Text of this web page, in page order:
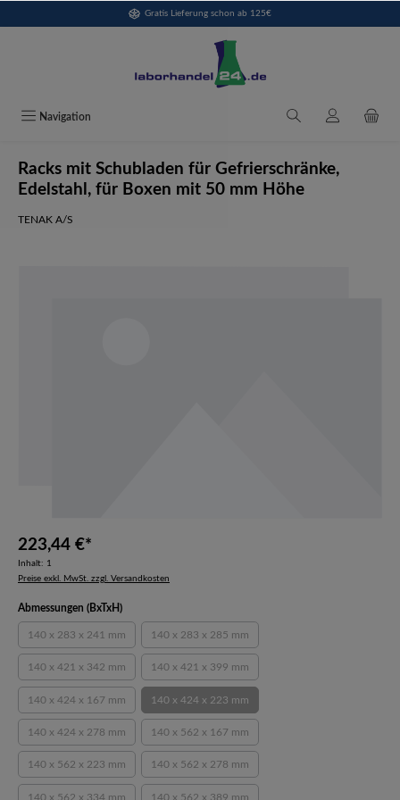
Gratis Lieferung schon ab 125€
Navigation
Racks mit Schubladen für Gefrierschränke,
Edelstahl, für Boxen mit 50 mm Höhe
TENAK A/S
223,44 €*
Inhalt: 1
Preise exkl. MwSt. zzgl. Versandkosten
Abmessungen (BxTxH)auswählen
140 x 283 x 241 mm(Diese Option ist zurzeit nicht verfügbar.)
140 x 283 x 285 mm(Diese Option ist zurzeit nicht verfügbar.)
140 x 421 x 342 mm(Diese Option ist zurzeit nicht verfügbar.)
140 x 421 x 399 mm(Diese Option ist zurzeit nicht verfügbar.)
140 x 424 x 167 mm(Diese Option ist zurzeit nicht verfügbar.)
140 x 424 x 223 mm(Diese Option ist zurzeit nicht verfügbar.)
140 x 424 x 278 mm(Diese Option ist zurzeit nicht verfügbar.)
140 x 562 x 167 mm(Diese Option ist zurzeit nicht verfügbar.)
140 x 562 x 223 mm(Diese Option ist zurzeit nicht verfügbar.)
140 x 562 x 278 mm(Diese Option ist zurzeit nicht verfügbar.)
140 x 562 x 334 mm 140 x 562 x 389 mm